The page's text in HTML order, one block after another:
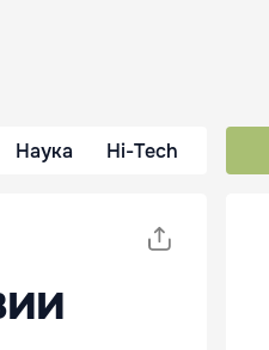
Наука Hi-Tech